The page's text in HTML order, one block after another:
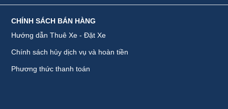
CHÍNH SÁCH BÁN HÀNG
Hướng dẫn Thuê Xe - Đặt Xe
Chính sách hủy dịch vụ và hoàn tiền
Phương thức thanh toán